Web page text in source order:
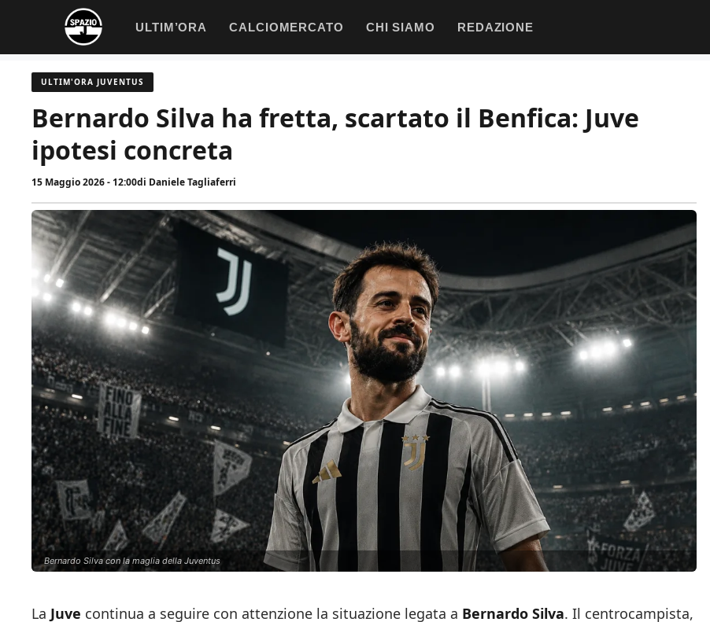
contenuto
ULTIM’ORA CALCIOMERCATO CHI SIAMO REDAZIONE
ULTIM'ORA JUVENTUS
Bernardo Silva ha fretta, scartato il Benfica: Juve
ipotesi concreta
15 Maggio 2026 - 12:00di Daniele Tagliaferri
Bernardo Silva con la maglia della Juventus
La Juve continua a seguire con attenzione la situazione legata a Bernardo Silva. Il centrocampista,